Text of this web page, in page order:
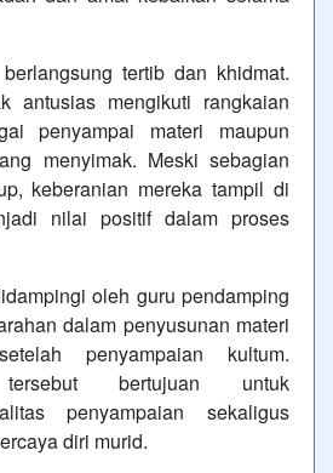
tertib dan khidmat.
antusias mengikuti rangkaian
penyampai materi maupun
menyimak. Meski sebagian
keberanian mereka tampil di
nilai positif dalam proses
oleh guru pendamping
dalam penyusunan materi
penyampaian kultum.
tersebut bertujuan untuk
penyampaian sekaligus
diri murid.